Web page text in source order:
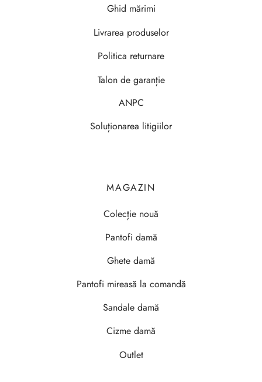
Ghid mărimi
Livrarea produselor
Politica returnare
Talon de garanție
ANPC
Soluționarea litigiilor
MAGAZIN
Colecție nouă
Pantofi damă
Ghete damă
Pantofi mireasă la comandă
Sandale damă
Cizme damă
Outlet